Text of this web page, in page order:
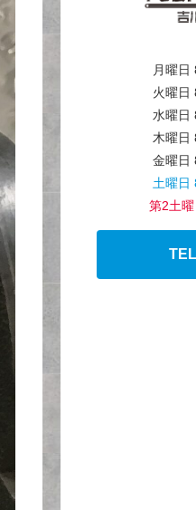
月曜日
火曜日
水曜日
木曜日
金曜日
土曜日
第2土